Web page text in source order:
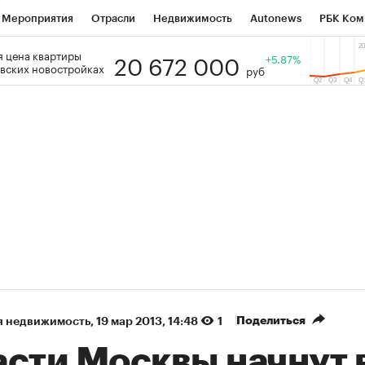
Мероприятия Отрасли Недвижимость Autonews РБК
РБК Образование Тренды
цена квартиры
новостройках
20 672 000 руб
+5.87%
недвижимость⁠, 19 мар 2013, 14:48 1 Поделиться